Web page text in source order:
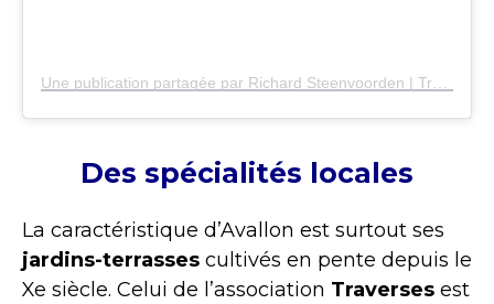
Des spécialités locales
La caractéristique d’Avallon est surtout ses
jardins-terrasses cultivés en pente depuis le
Xe siècle. Celui de l’association Traverses est